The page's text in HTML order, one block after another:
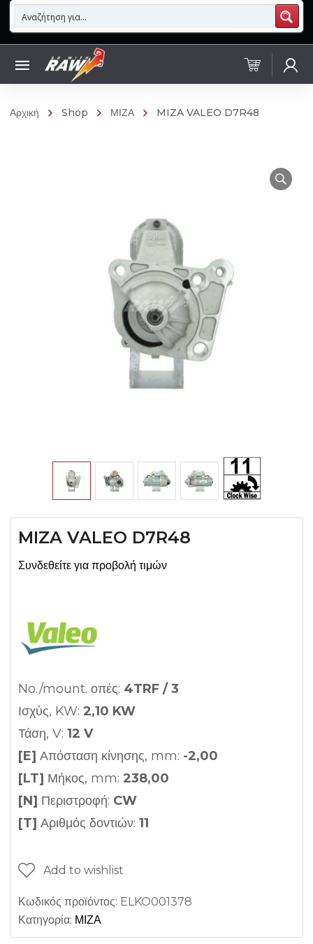
Αρχική Shop ΜΙΖΑ MIZA VALEO D7R48
MIZA VALEO D7R48
Συνδεθείτε για προβολή τιμών
No./mount. οπές: 4TRF / 3
Ισχύς, KW: 2,10 KW
Τάση, V: 12 V
[E] Απόσταση κίνησης, mm: -2,00
[LT] Μήκος, mm: 238,00
[N] Περιστροφή: CW
[T] Αριθμός δοντιών: 11
Add to wishlist
Κωδικός προϊόντος: ELKO001378
Κατηγορία: ΜΙΖΑ